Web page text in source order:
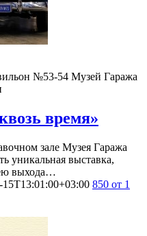
№53-54 Музей Гаража
время»
зале Музея Гаража
уникальная выставка,
выхода…
15T13:01:00+03:00 850 от 1